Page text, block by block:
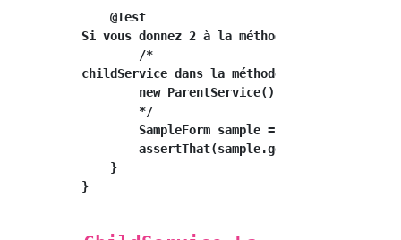
    @Test
Si vous donnez 2 à la méthode publique void
        /*
childService dans la méthode
new ParentService()Étant donné que
        */
SampleForm sample =
assertThat(sample.getCalNumber(),
    }
}